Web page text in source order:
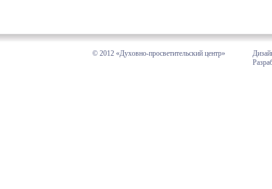
© 2012 «Духовно-просветительский центр»